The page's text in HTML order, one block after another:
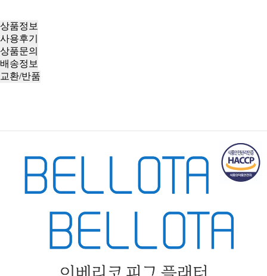
상품정보
사용후기
상품문의
배송정보
교환/반품